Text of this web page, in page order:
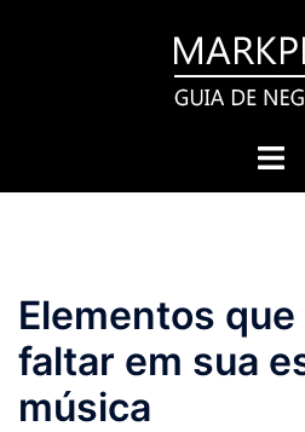
Elementos
faltar em sua
música